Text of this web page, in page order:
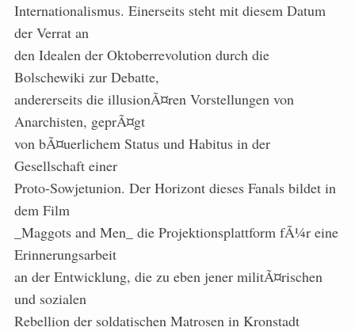
Internationalismus. Einerseits steht mit diesem Datum
der Verrat an
den Idealen der Oktoberrevolution durch die
Bolschewiki zur Debatte,
andererseits die illusionÃ¤ren Vorstellungen von
Anarchisten, geprÃ¤gt
von bÃ¤uerlichem Status und Habitus in der
Gesellschaft einer
Proto-Sowjetunion. Der Horizont dieses Fanals bildet in
dem Film
_Maggots and Men_ die Projektionsplattform fÃ¼r eine
Erinnerungsarbeit
an der Entwicklung, die zu eben jener militÃ¤rischen
und sozialen
Rebellion der soldatischen Matrosen in Kronstadt